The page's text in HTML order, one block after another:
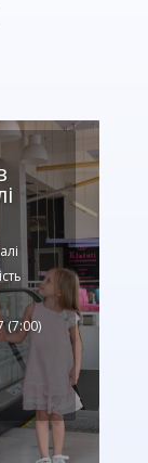
(7:00)